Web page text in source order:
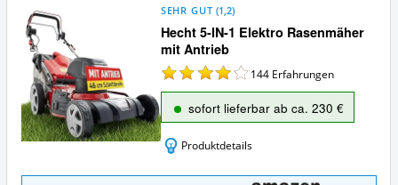
Hecht 5-IN-1 Elektro Rasenmäher
mit Antrieb
SEHR GUT (1,2)
144 Erfahrungen
sofort lieferbar ab ca. 230 €
Produktdetails